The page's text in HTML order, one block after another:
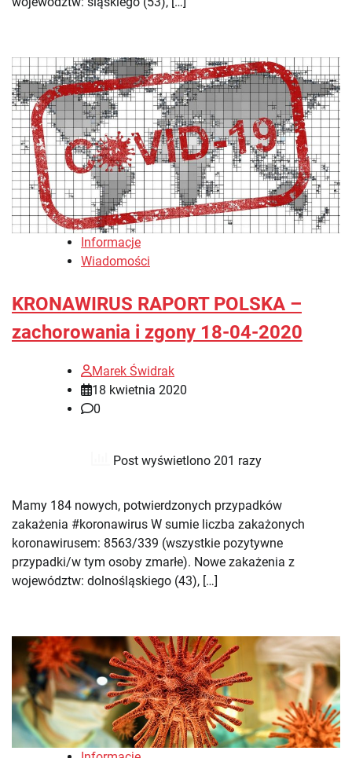
Informacje
Wiadomości
KRONAWIRUS RAPORT POLSKA –
zachorowania i zgony 18-04-2020
Marek Świdrak
18 kwietnia 2020
0
Post wyświetlono 201 razy
Mamy 184 nowych, potwierdzonych przypadków
zakażenia #koronawirus W sumie liczba zakażonych
koronawirusem: 8563/339 (wszystkie pozytywne
przypadki/w tym osoby zmarłe). Nowe zakażenia z
województw: dolnośląskiego (43), […]